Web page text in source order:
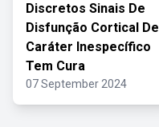
Discretos Sinais De
Disfunção Cortical De
Caráter Inespecífico
Tem Cura
07 September 2024